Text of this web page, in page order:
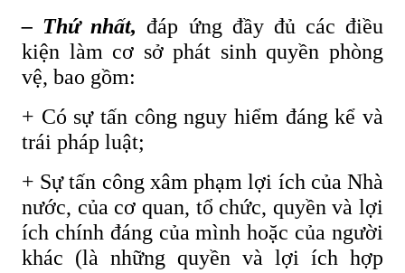
– Thứ nhất,đáp ứng đầy đủ các điều
kiện làm cơ sở phát sinh quyền phòng
vệ, bao gồm:
+ Có sự tấn công nguy hiểm đáng kể và
trái pháp luật;
+ Sự tấn công xâm phạm lợi ích của Nhà
nước, của cơ quan, tổ chức, quyền và lợi
ích chính đáng của mình hoặc của người
khác (là những quyền và lợi ích hợp